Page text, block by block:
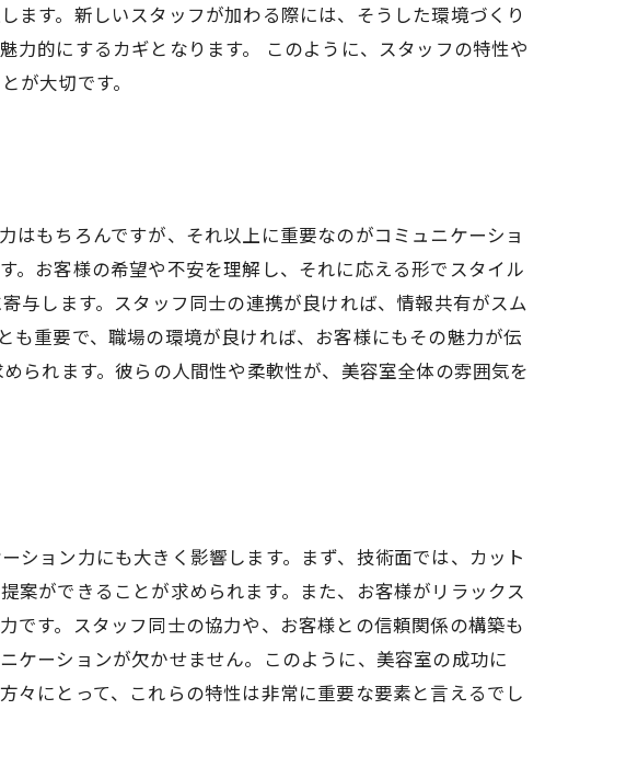
ます。新しいスタッフが加わる際には、そうした環境づくり
的にするカギとなります。 このように、スタッフの特性や
が大切です。
もちろんですが、それ以上に重要なのがコミュニケーショ
。お客様の希望や不安を理解し、それに応える形でスタイル
与します。スタッフ同士の連携が良ければ、情報共有がスム
重要で、職場の環境が良ければ、お客様にもその魅力が伝
られます。彼らの人間性や柔軟性が、美容室全体の雰囲気を
ション力にも大きく影響します。まず、技術面では、カット
案ができることが求められます。また、お客様がリラックス
です。スタッフ同士の協力や、お客様との信頼関係の構築も
ケーションが欠かせません。このように、美容室の成功に
々にとって、これらの特性は非常に重要な要素と言えるでし